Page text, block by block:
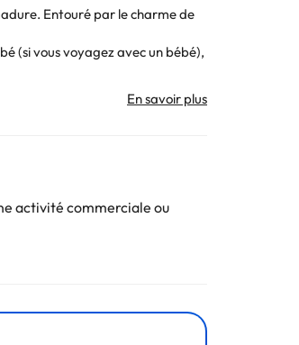
Entouré par le charme de
(si vous voyagez avec un bébé),
d'un coffre-fort et d'une
figurant sur cette fiche
activité commerciale ou